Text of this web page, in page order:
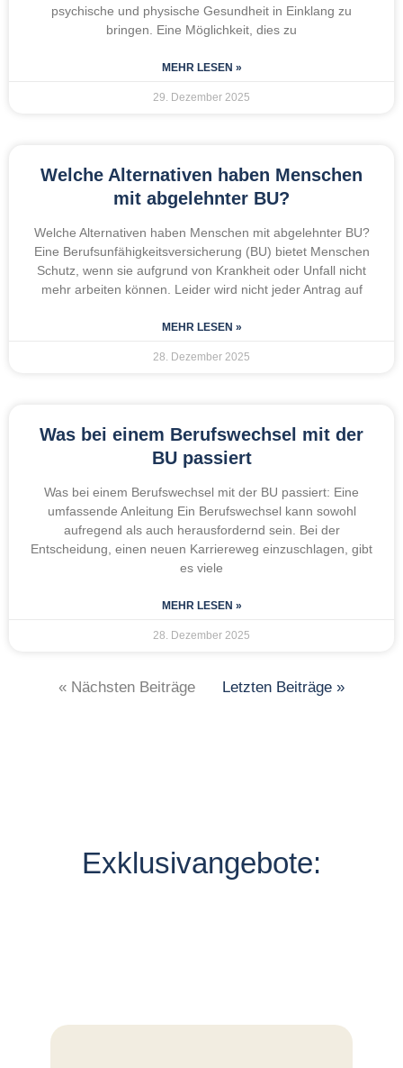
psychische und physische Gesundheit in Einklang zu
bringen. Eine Möglichkeit, dies zu
MEHR LESEN »
29. Dezember 2025
Welche Alternativen haben Menschen
mit abgelehnter BU?
Welche Alternativen haben Menschen mit abgelehnter BU?
Eine Berufsunfähigkeitsversicherung (BU) bietet Menschen
Schutz, wenn sie aufgrund von Krankheit oder Unfall nicht
mehr arbeiten können. Leider wird nicht jeder Antrag auf
MEHR LESEN »
28. Dezember 2025
Was bei einem Berufswechsel mit der
BU passiert
Was bei einem Berufswechsel mit der BU passiert: Eine
umfassende Anleitung Ein Berufswechsel kann sowohl
aufregend als auch herausfordernd sein. Bei der
Entscheidung, einen neuen Karriereweg einzuschlagen, gibt
es viele
MEHR LESEN »
28. Dezember 2025
« Nächsten Beiträge Letzten Beiträge »
Exklusivangebote: